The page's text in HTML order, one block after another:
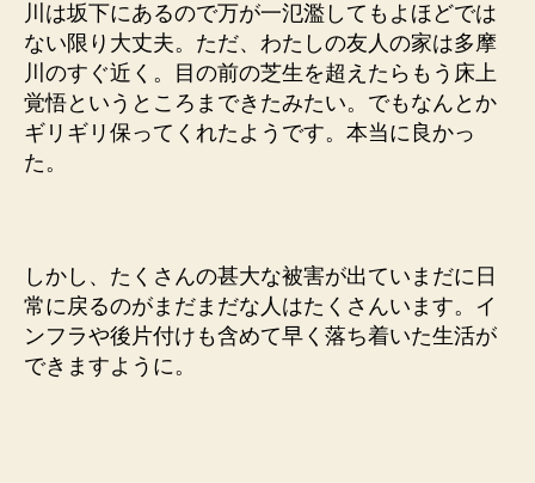
川は坂下にあるので万が一氾濫してもよほどでは
ない限り大丈夫。ただ、わたしの友人の家は多摩
川のすぐ近く。目の前の芝生を超えたらもう床上
覚悟というところまできたみたい。でもなんとか
ギリギリ保ってくれたようです。本当に良かっ
た。
しかし、たくさんの甚大な被害が出ていまだに日
常に戻るのがまだまだな人はたくさんいます。イ
ンフラや後片付けも含めて早く落ち着いた生活が
できますように。